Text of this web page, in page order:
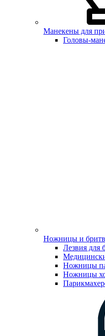
Манекены для
Головы-
Ножницы и
Лезвия для
Ножницы
Ножницы